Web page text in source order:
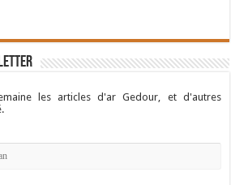
les articles d'ar Gedour, et d'autres